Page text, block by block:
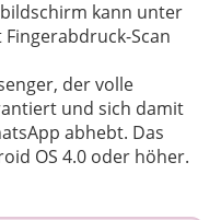
kann unter
Scan
der volle
und sich damit
abhebt. Das
OS 4.0 oder höher.